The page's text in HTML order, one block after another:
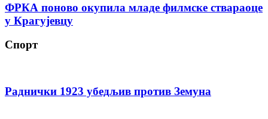
ФРКА поново окупила младе филмске ствараоце
у Крагујевцу
Спорт
Раднички 1923 убедљив против Земуна